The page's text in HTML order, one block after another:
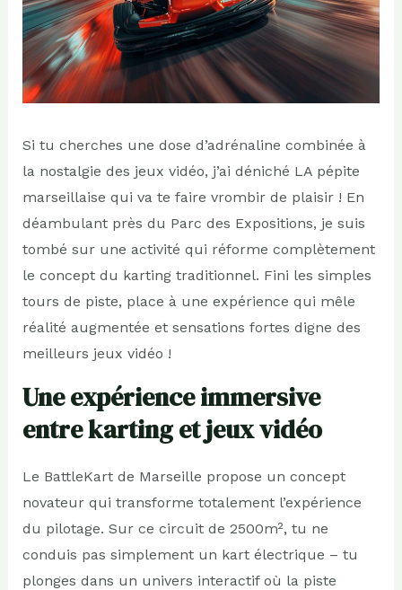
Si tu cherches une dose d’adrénaline combinée à
la nostalgie des jeux vidéo, j’ai déniché LA pépite
marseillaise qui va te faire vrombir de plaisir ! En
déambulant près du Parc des Expositions, je suis
tombé sur une activité qui réforme complètement
le concept du karting traditionnel. Fini les simples
tours de piste, place à une expérience qui mêle
réalité augmentée et sensations fortes digne des
meilleurs jeux vidéo !
Une expérience immersive
entre karting et jeux vidéo
Le BattleKart de Marseille propose un concept
novateur qui transforme totalement l’expérience
du pilotage. Sur ce circuit de 2500m², tu ne
conduis pas simplement un kart électrique – tu
plonges dans un univers interactif où la piste